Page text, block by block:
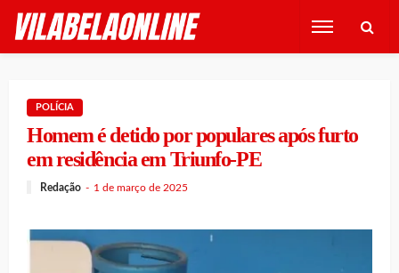
POLÍCIA
Homem é detido por populares após furto
em residência em Triunfo-PE
Redação 1 de março de 2025